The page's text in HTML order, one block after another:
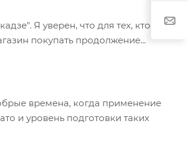
Я уверен, что для тех, кто
покупать продолжение...
времена, когда применение
и уровень подготовки таких